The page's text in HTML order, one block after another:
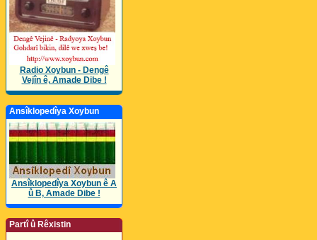
Radio Xoybun - Dengê
Vejîn ê, Amade Dibe !
Ansîklopedîya Xoybun
Ansîklopedîya Xoybun ê A
û B, Amade Dibe !
Partî û Rêxistin